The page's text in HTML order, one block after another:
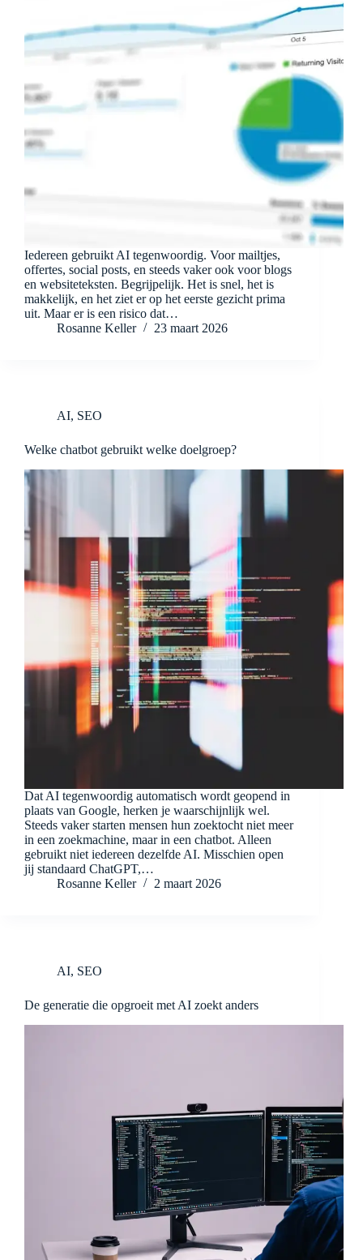
Iedereen gebruikt AI tegenwoordig. Voor mailtjes,
offertes, social posts, en steeds vaker ook voor blogs
en websiteteksten. Begrijpelijk. Het is snel, het is
makkelijk, en het ziet er op het eerste gezicht prima
uit. Maar er is een risico dat…
Rosanne Keller
23 maart 2026
AI, SEO
Welke chatbot gebruikt welke doelgroep?
Dat AI tegenwoordig automatisch wordt geopend in
plaats van Google, herken je waarschijnlijk wel.
Steeds vaker starten mensen hun zoektocht niet meer
in een zoekmachine, maar in een chatbot. Alleen
gebruikt niet iedereen dezelfde AI. Misschien open
jij standaard ChatGPT,…
Rosanne Keller
2 maart 2026
AI, SEO
De generatie die opgroeit met AI zoekt anders